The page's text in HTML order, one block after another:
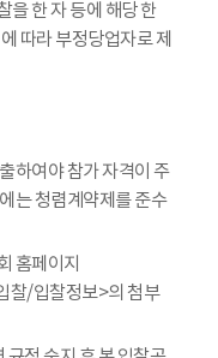
을 한 자 등에 해당 한
따라 부정당업자로 제
하여야 참가 자격이 주
는 청렴계약제를 준수
홈페이지
찰/입찰정보>의 첨부